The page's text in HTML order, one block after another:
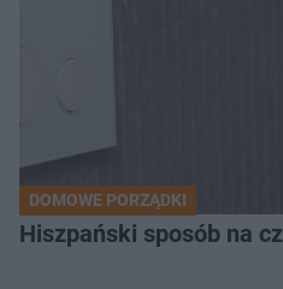
DOMOWE PORZĄDKI
Hiszpański sposób na